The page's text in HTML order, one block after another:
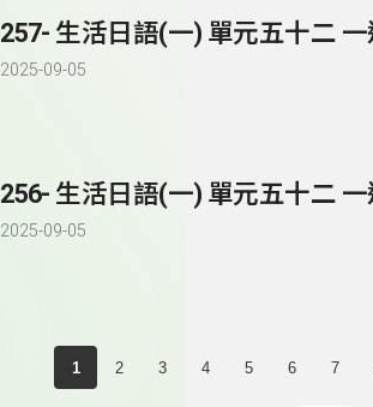
257- 生活日語(一) 單元五十二
2025-09-05
256- 生活日語(一) 單元五十二
2025-09-05
1 2 3 4 5 6 7